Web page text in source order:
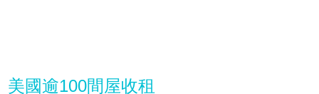
美國逾100間屋收租